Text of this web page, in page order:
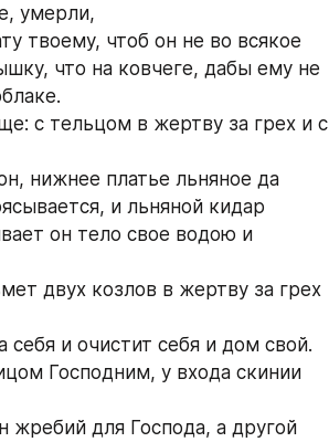
умерли,
твоему, чтоб он не во всякое
что на ковчеге, дабы ему не
с тельцом в жертву за грех и с
нижнее платье льняное да
и льняной кидар
он тело свое водою и
двух козлов в жертву за грех
и очистит себя и дом свой.
Господним, у входа скинии
жребий для Господа, а другой